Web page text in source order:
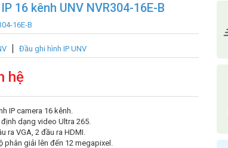
16 kênh UNV NVR304-16E-B
16E-B
Đầu ghi hình IP UNV
hệ
IP camera 16 kênh.
dạng video Ultra 265.
ra VGA, 2 đầu ra HDMI.
phân giải lên đến 12 megapixel.